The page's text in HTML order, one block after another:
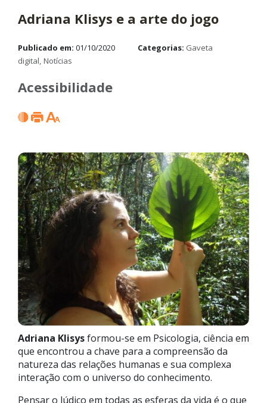
Adriana Klisys e a arte do jogo
Publicado em: 01/10/2020 Categorias: Gaveta
digital Notícias
Acessibilidade
Adriana Klisysformou-se em Psicologia, ciência em
que encontrou a chave para a compreensão da
natureza das relações humanas e sua complexa
interação com o universo do conhecimento.
Pensar o lúdico em todas as esferas da vida é o que